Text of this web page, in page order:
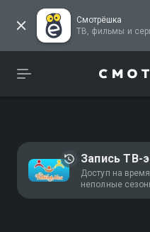
Смотрёшка
ТВ,
Запись ТВ-
Доступ на
неполные